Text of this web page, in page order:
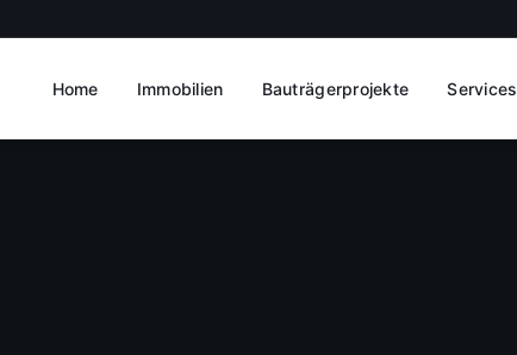
Home Immobilien Bauträgerprojekte Services